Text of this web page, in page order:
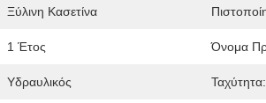
Ξύλινη Κασετίνα
1 Έτος Όνομα
Υδραυλικός Ταχύτητα: